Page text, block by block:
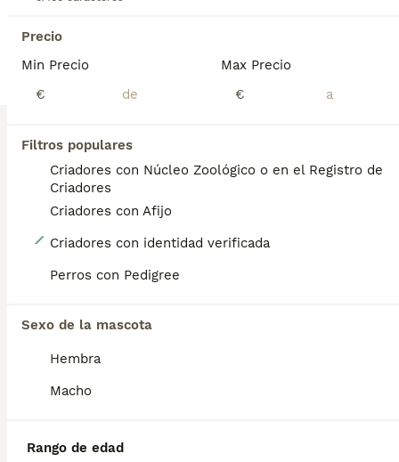
Precio
Min Precio
€
Max Precio
€
Filtros populares
Criadores con Núcleo Zoológico o en el Registro de
Criadores
Criadores con Afijo
Criadores con identidad verificada
Perros con Pedigree
Sexo de la mascota
Hembra
Macho
Rango de edad
BOOST
Caniche Toy Roja
Sexo
Lorca,Murcia (105.5km)